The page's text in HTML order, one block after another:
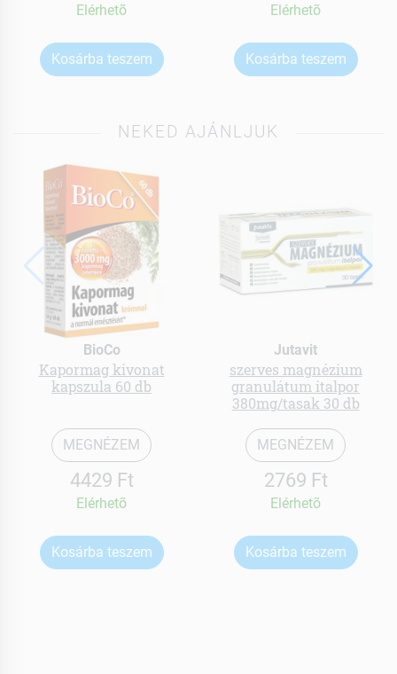
Elérhetõ
Kosárba teszem
Elérhetõ
Kosárba teszem
NEKED AJÁNLJUK
BioCo
Kapormag kivonat
kapszula 60 db
MEGNÉZEM
4429 Ft
Elérhetõ
Kosárba teszem
Jutavit
szerves magnézium
granulátum italpor
380mg/tasak 30 db
MEGNÉZEM
2769 Ft
Elérhetõ
Kosárba teszem